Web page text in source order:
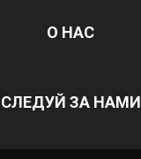
О НАС
СЛЕДУЙ ЗА НАМИ